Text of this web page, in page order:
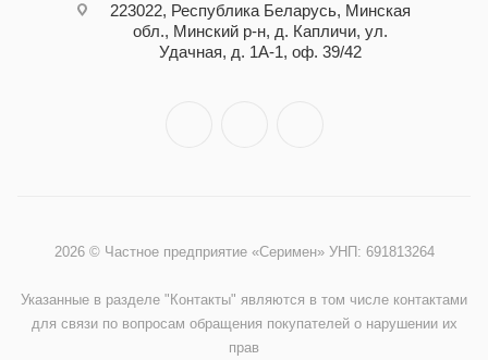
223022, Республика Беларусь, Минская
обл., Минский р-н, д. Капличи, ул.
Удачная, д. 1А-1, оф. 39/42
2026 © Частное предприятие «Серимен» УНП: 691813264
Указанные в разделе "Контакты" являются в том числе контактами
для связи по вопросам обращения покупателей о нарушении их
прав